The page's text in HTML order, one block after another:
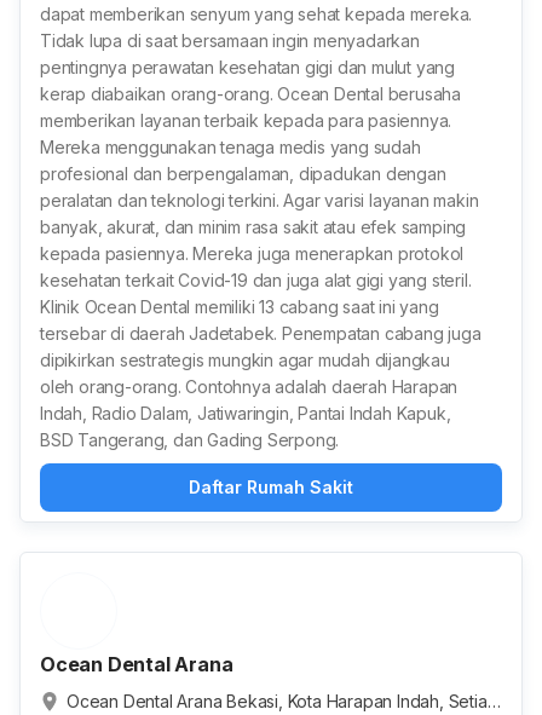
dapat memberikan senyum yang sehat kepada mereka.
Tidak lupa di saat bersamaan ingin menyadarkan
pentingnya perawatan kesehatan gigi dan mulut yang
kerap diabaikan orang-orang. Ocean Dental berusaha
memberikan layanan terbaik kepada para pasiennya.
Mereka menggunakan tenaga medis yang sudah
profesional dan berpengalaman, dipadukan dengan
peralatan dan teknologi terkini. Agar varisi layanan makin
banyak, akurat, dan minim rasa sakit atau efek samping
kepada pasiennya. Mereka juga menerapkan protokol
kesehatan terkait Covid-19 dan juga alat gigi yang steril.
Klinik Ocean Dental memiliki 13 cabang saat ini yang
tersebar di daerah Jadetabek. Penempatan cabang juga
dipikirkan sestrategis mungkin agar mudah dijangkau
oleh orang-orang. Contohnya adalah daerah Harapan
Indah, Radio Dalam, Jatiwaringin, Pantai Indah Kapuk,
BSD Tangerang, dan Gading Serpong.
Daftar Rumah Sakit
Ocean Dental Arana
Ocean Dental Arana Bekasi, Kota Harapan Indah, Setia